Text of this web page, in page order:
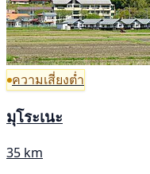
ความเสี่ยงต่ำ
มุโระเนะ
35 km